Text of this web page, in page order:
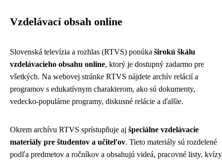
Vzdelávací obsah online
Slovenská televízia a rozhlas (RTVS) ponúka širokú škálu
vzdelávacieho obsahu online, ktorý je dostupný zadarmo pre
všetkých. Na webovej stránke RTVS nájdete archív relácií a
programov s edukatívnym charakterom, ako sú dokumenty,
vedecko-populárne programy, diskusné relácie a ďalšie.
Okrem archívu RTVS sprístupňuje aj špeciálne vzdelávacie
materiály pre študentov a učiteľov. Tieto materiály sú rozdelené
podľa predmetov a ročníkov a obsahujú videá, pracovné listy, kvízy